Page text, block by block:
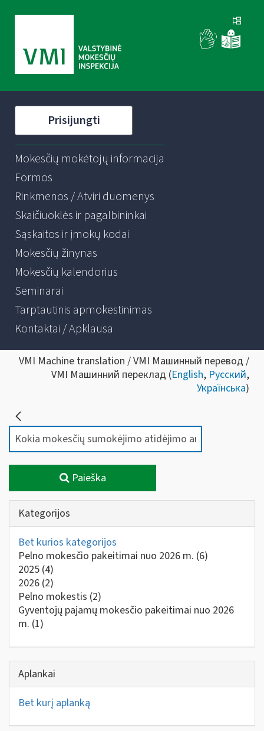
Prisijungti
Mokesčių mokėtojų informacija
Formos
Rinkmenos / Atviri duomenys
Skaičiuoklės ir pagalbininkai
Sąskaitos ir įmokų kodai
Mokesčių žinynas
Mokesčių kalendorius
Seminarai
Tarptautinis apmokestinimas
Kontaktai / Apklausa
VMI Machine translation / VMI Машинный перевод /
VMI Машинний переклад (English, Русский,
Українська)
Paieška
Kategorijos
Bet kurios kategorijos
Pelno mokesčio pakeitimai nuo 2026 m. (6)
2025 (4)
2026 (2)
Pelno mokestis (2)
Gyventojų pajamų mokesčio pakeitimai nuo 2026
m. (1)
Aplankai
Bet kurį aplanką